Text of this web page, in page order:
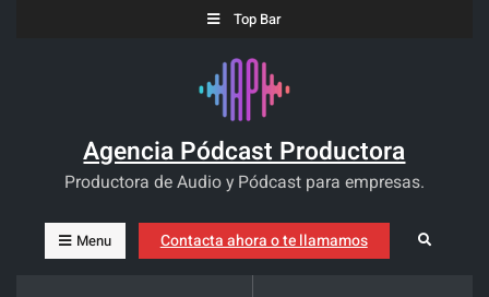
Top Bar
Agencia Pódcast Productora
Productora de Audio y Pódcast para empresas.
Menu Search
Contacta ahora o te llamamos